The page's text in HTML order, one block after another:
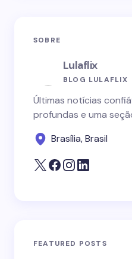
SOBRE
Lulaflix
BLOG LULAFLIX
Últimas notícias
profundas e uma
Brasília, Brasil
FEATURED POSTS